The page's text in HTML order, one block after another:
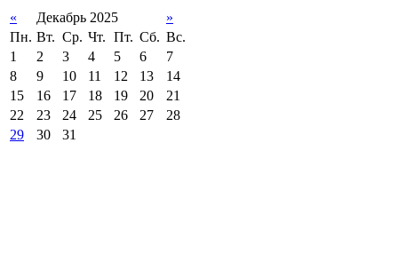
« Декабрь 2025
»
Пн. Вт. Ср. Чт. Пт. Сб. Вс.
1
2 3 4 5 6
7
8
9 10 11 12 13
14
15
16 17 18 19 20
21
22
23 24 25 26 27
28
29
30 31